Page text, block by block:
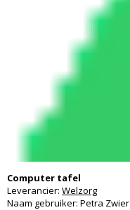
Computer tafel
Leverancier: Welzorg
Naam gebruiker: Petra Zwier